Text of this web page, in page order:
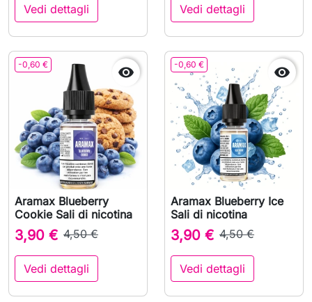
Vedi dettagli Vedi dettagli
-0,60 € 
Aramax Blueberry
Cookie Sali di nicotina
3,90 € 4,50 €
Vedi dettagli
-0,60 € 
Aramax Blueberry Ice
Sali di nicotina
3,90 € 4,50 €
Vedi dettagli